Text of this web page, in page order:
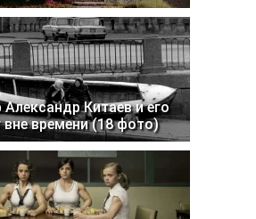
Китаев и его
вне времени (18 фото)